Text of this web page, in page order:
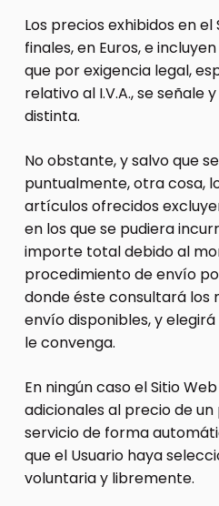
Los precios exhibidos en el
finales, en Euros, e
que por exigencia legal,
relativo al I.V.A., se señale
distinta.
No obstante, y salvo que
puntualmente, otra cosa,
artículos ofrecidos
en los que se pudiera
importe total debido al
procedimiento de envío
donde éste consultará los
envío disponibles, y
le convenga.
En ningún caso el Sitio
adicionales al precio de
servicio de forma
que el Usuario haya
voluntaria y libremente.